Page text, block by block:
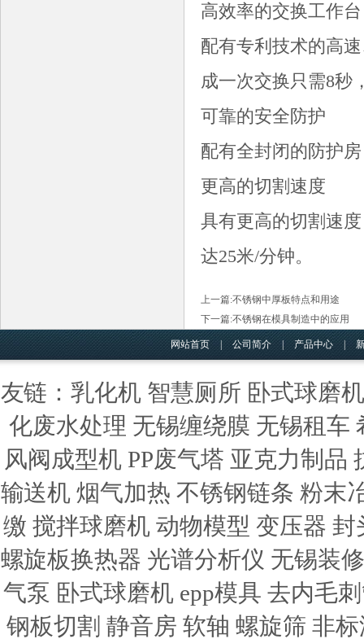
高效率的交换工作台
配有专利技术的高
成一次交换只需8秒
可靠的安全防护
配有全封闭的防护
更高的切割速度
具有更高的切割速
达25米/分钟。
上一篇:不锈钢中厚板特点和用途
下一篇:不锈钢在模具制造中的应用
网站首页 公司简介 产品中心 |
友链：乳化机 智慧厕所 卧式球磨
化废水处理 无锡缠绕膜 无锡租车
风阀成型机 PP废气塔 亚克力制品
输送机 烟气加热 不锈钢链条 粉末
缴 搅拌球磨机 动物模型 变压器 封
螺旋板换热器 光谱分析仪 无锡装
气泵 卧式球磨机 epp模具 去内毛
钢板切割 静音房 软轴 螺旋筛 非